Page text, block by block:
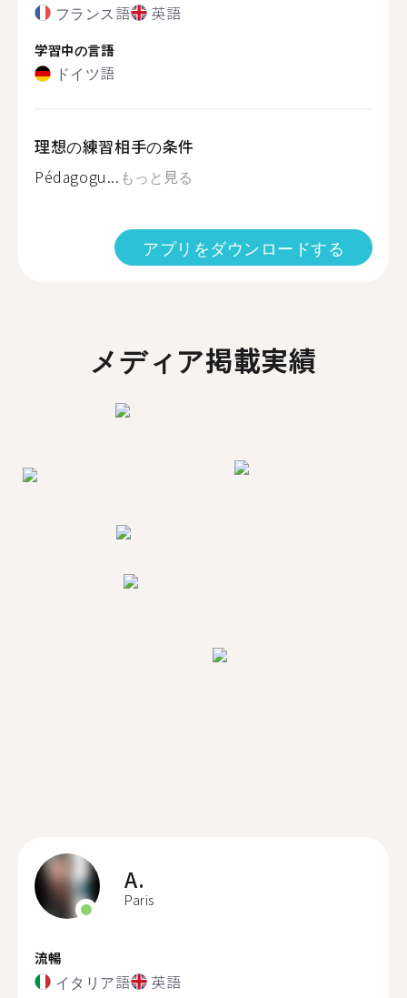
フランス語 英語
学習中の言語
ドイツ語
理想の練習相手の条件
Pédagogu... もっと見る
アプリをダウンロードする
メディア掲載実績
A.
Paris
流暢
イタリア語 英語